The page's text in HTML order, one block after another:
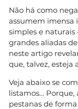
Não há como
assumem imensa
simples e naturais
grandes aliadas
neste artigo
que, talvez, esteja
Veja abaixo se
listamos… Porque,
pestanas de